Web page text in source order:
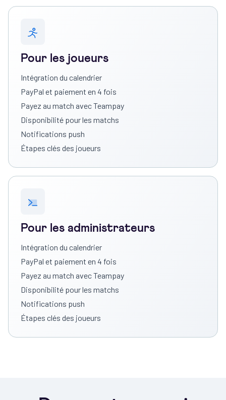
Pour les joueurs
Intégration du calendrier
PayPal et paiement en 4 fois
Payez au match avec Teampay
Disponibilité pour les matchs
Notifications push
Étapes clés des joueurs
Pour les administrateurs
Intégration du calendrier
PayPal et paiement en 4 fois
Payez au match avec Teampay
Disponibilité pour les matchs
Notifications push
Étapes clés des joueurs